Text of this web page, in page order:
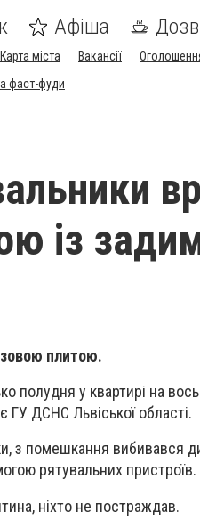
Афіша
Карта міста Вакансії
фаст-фуди
із
плитою.
полудня у квартирі на
ГУ ДСНС Львіської області.
з помешкання вибивався
рятувальних пристроїв.
ніхто не постраждав.